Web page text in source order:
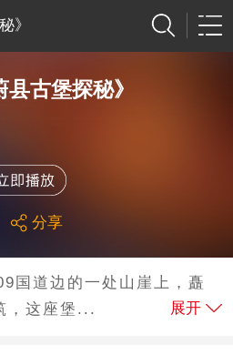
》
县古堡探秘》
分享
国道边的一处山崖上，矗
，这座堡...
展开